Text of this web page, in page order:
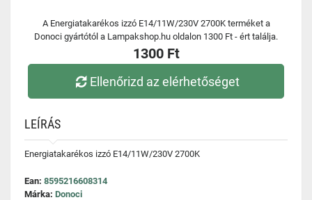
A Energiatakarékos izzó E14/11W/230V 2700K terméket a
Donoci gyártótól a Lampakshop.hu oldalon 1300 Ft - ért találja.
1300 Ft
Ellenőrizd az elérhetőséget
LEÍRÁS
Energiatakarékos izzó E14/11W/230V 2700K
Ean: 8595216608314
Márka: Donoci